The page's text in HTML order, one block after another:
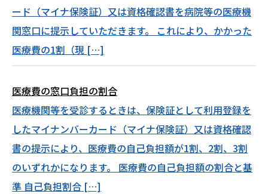
ード（マイナ保険証）又は資格確認書を病院等の医療機
関窓口に提示していただきます。 これにより、かかった
医療費の1割（現 […]
医療費の窓口負担の割合
医療機関等を受診するときは、保険証として利用登録を
したマイナンバーカード（マイナ保険証）又は資格確認
書の提示により、医療費の自己負担額が1割、2割、3割
のいずれかになります。 医療費の自己負担額の割合と基
準 自己負担割合 […]